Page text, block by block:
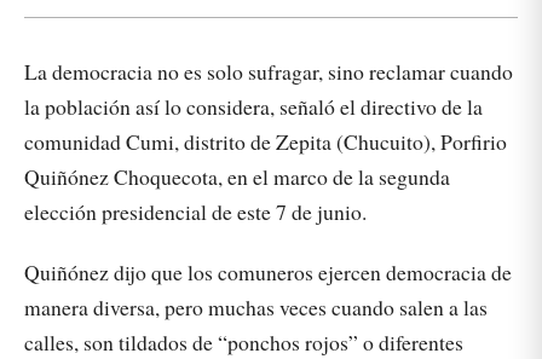
La democracia no es solo sufragar, sino reclamar cuando
la población así lo considera, señaló el directivo de la
comunidad Cumi, distrito de Zepita (Chucuito), Porfirio
Quiñónez Choquecota, en el marco de la segunda
elección presidencial de este 7 de junio.
Quiñónez dijo que los comuneros ejercen democracia de
manera diversa, pero muchas veces cuando salen a las
calles, son tildados de “ponchos rojos” o diferentes